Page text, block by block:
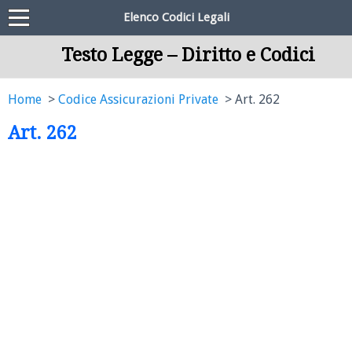
Elenco Codici Legali
Testo Legge – Diritto e Codici
Home Codice Assicurazioni Private Art. 262
Art. 262